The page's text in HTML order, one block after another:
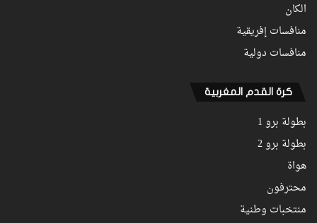
الكان
منافسات إفريقية
منافسات دولية
كرة القدم المغربية
بطولة برو 1
بطولة برو 2
هواة
محترفون
منتخبات وطنية